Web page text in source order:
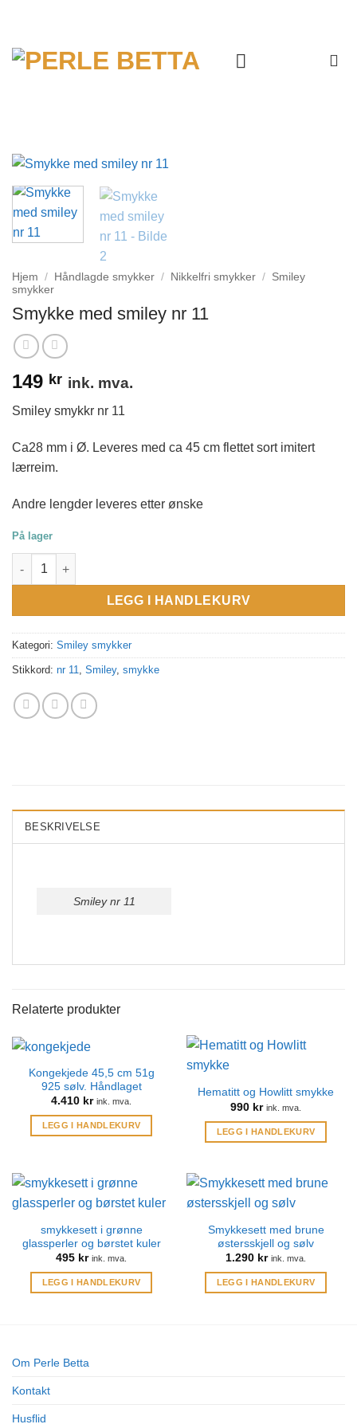
content
Hjem / Håndlagde smykker / Nikkelfri smykker / Smiley
smykker
Smykke med smiley nr 11
149 kr ink. mva.
Smiley smykkr nr 11
Ca28 mm i Ø. Leveres med ca 45 cm flettet sort imitert
lærreim.
Andre lengder leveres etter ønske
På lager
Smykke med smiley nr 11 antall
LEGG I HANDLEKURV
Kategori: Smiley smykker
Stikkord: nr 11, Smiley, smykke
BESKRIVELSE
Smiley nr 11
Relaterte produkter
Kongekjede 45,5 cm 51g
925 sølv. Håndlaget
4.410 kr ink. mva.
LEGG I HANDLEKURV
Hematitt og Howlitt smykke
990 kr ink. mva.
LEGG I HANDLEKURV
smykkesett i grønne
glassperler og børstet kuler
495 kr ink. mva.
LEGG I HANDLEKURV
Smykkesett med brune
østersskjell og sølv
1.290 kr ink. mva.
LEGG I HANDLEKURV
Om Perle Betta
Kontakt
Husflid